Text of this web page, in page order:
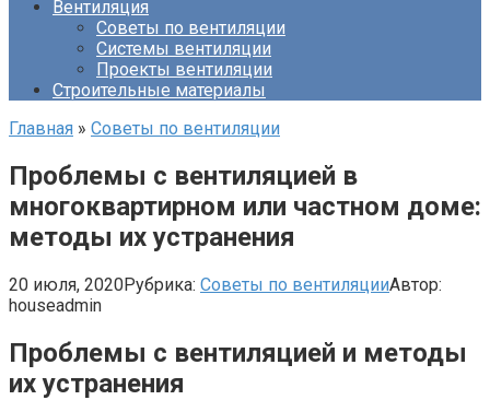
Вентиляция
Советы по вентиляции
Системы вентиляции
Проекты вентиляции
Строительные материалы
Главная » Советы по вентиляции
Проблемы с вентиляцией в
многоквартирном или частном доме:
методы их устранения
20 июля, 2020Рубрика: Советы по вентиляцииАвтор:
houseadmin
Проблемы с вентиляцией и методы
их устранения